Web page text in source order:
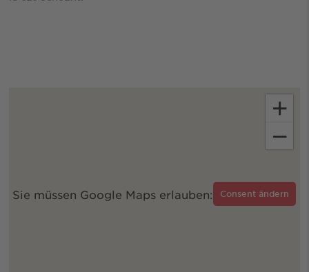
Sie müssen Google Maps erlauben: Consent ändern
+
−